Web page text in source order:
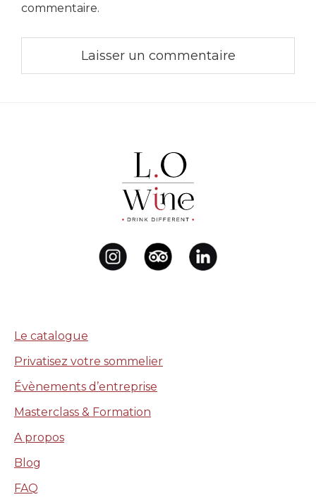
commentaire.
Le catalogue
Privatisez votre sommelier
Évènements d’entreprise
Masterclass & Formation
A propos
Blog
FAQ